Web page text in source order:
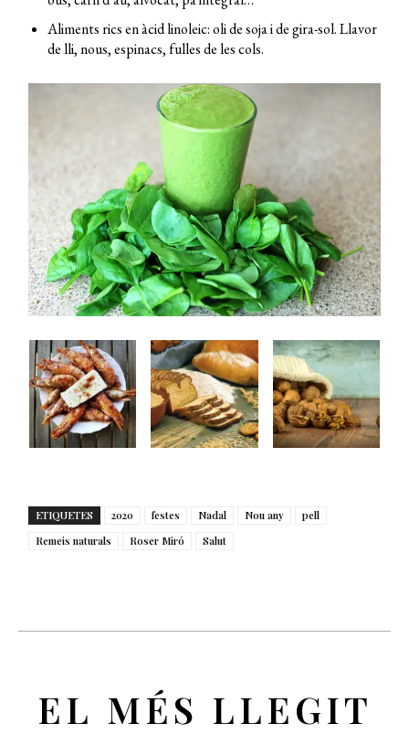
Aliments rics en àcid linoleic: oli de soja i de gira-sol. Llavor
de lli, nous, espinacs, fulles de les cols.
ETIQUETES 2020 festes Nadal Nou any
pell
Remeis naturals
Roser Miró Salut
EL MÉS LLEGIT